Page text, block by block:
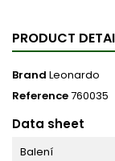
PRODUCT
Brand Leonardo
Reference760035
Data sheet
Balení